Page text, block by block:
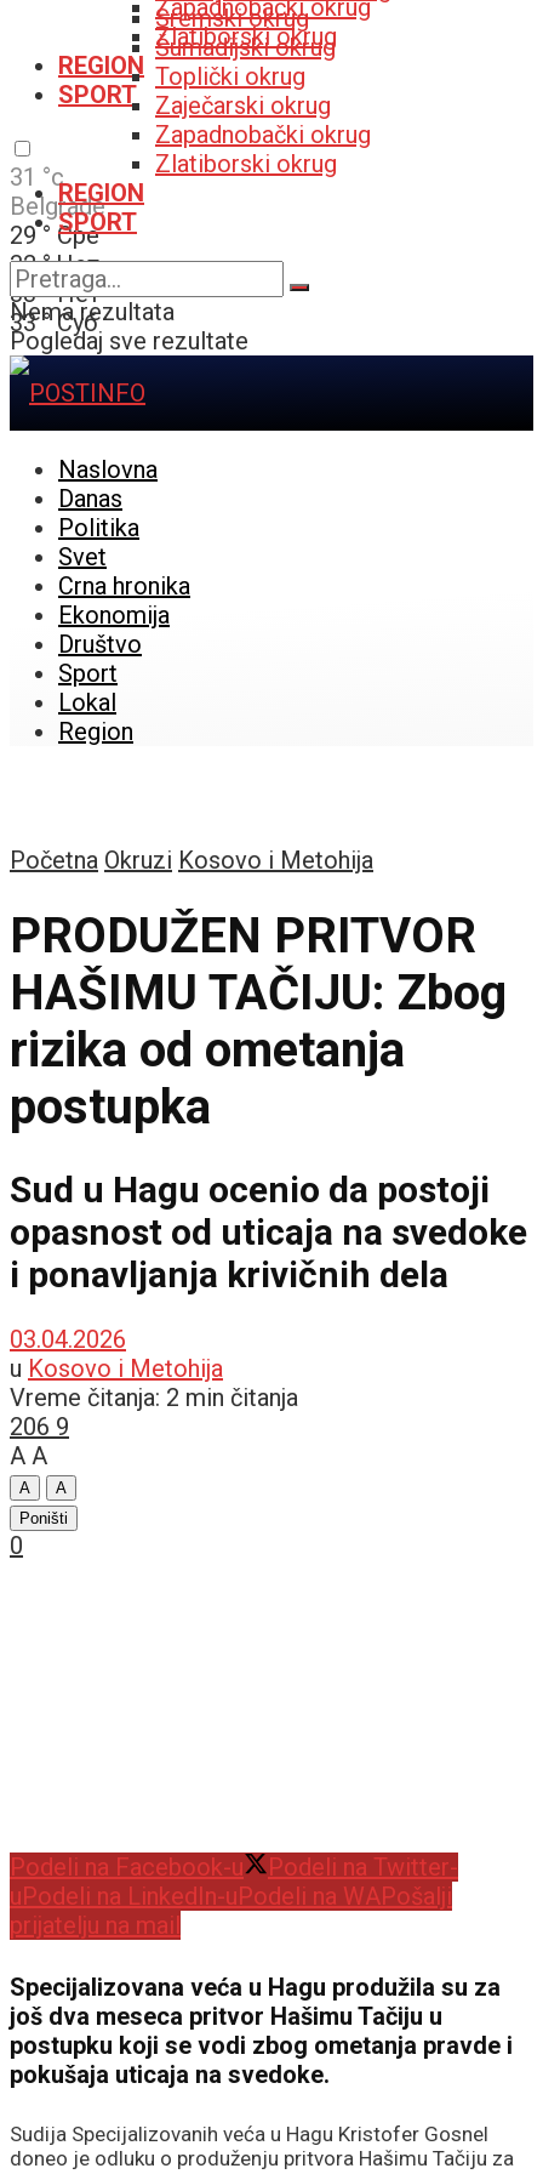
Zapadnobački okrug
Zlatiborski okrug
REGION
SPORT
31 °c
Belgrade
29 ° Сре
32 ° Чет
33 ° Пет
33 ° Суб
Sremski okrug
Šumadijski okrug
Toplički okrug
Zaječarski okrug
Zapadnobački okrug
Zlatiborski okrug
REGION
SPORT
Nema rezultata
Pogledaj sve rezultate
Naslovna
Danas
Politika
Svet
Crna hronika
Ekonomija
Društvo
Sport
Lokal
Region
Početna Okruzi Kosovo i Metohija
PRODUŽEN PRITVOR
HAŠIMU TAČIJU: Zbog
rizika od ometanja
postupka
Sud u Hagu ocenio da postoji
opasnost od uticaja na svedoke
i ponavljanja krivičnih dela
03.04.2026
u Kosovo i Metohija
Vreme čitanja: 2 min čitanja
206 9
A A
A
A
Poništi
0
Podeli na Facebook-u
Podeli na Twitter-
u Podeli na LinkedIn-u Podeli na WAPošalji
prijatelju na mail
Specijalizovana veća u Hagu produžila su za
još dva meseca pritvor Hašimu Tačiju u
postupku koji se vodi zbog ometanja pravde i
pokušaja uticaja na svedoke.
Sudija Specijalizovanih veća u Hagu Kristofer Gosnel
doneo je odluku o produženju pritvora Hašimu Tačiju za